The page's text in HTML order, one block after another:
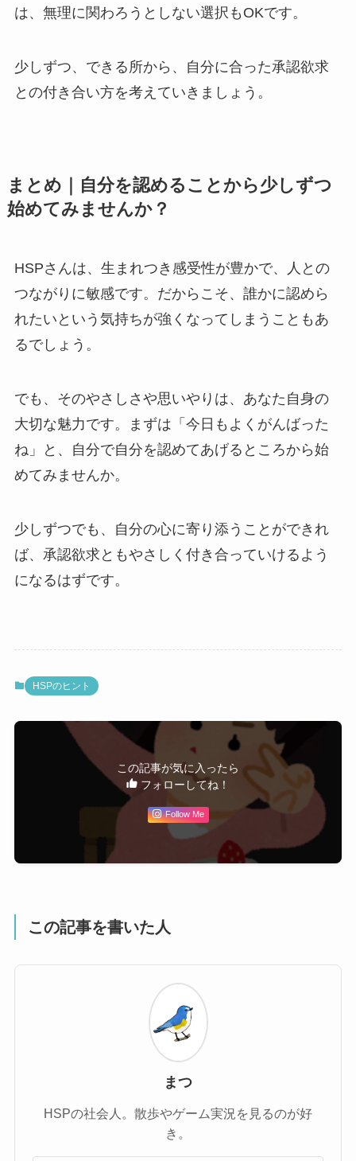
は、無理に関わろうとしない選択もOKです。
少しずつ、できる所から、自分に合った承認欲求
との付き合い方を考えていきましょう。
まとめ｜自分を認めることから少しずつ
始めてみませんか？
HSPさんは、生まれつき感受性が豊かで、人との
つながりに敏感です。だからこそ、誰かに認めら
れたいという気持ちが強くなってしまうこともあ
るでしょう。
でも、そのやさしさや思いやりは、あなた自身の
大切な魅力です。まずは「今日もよくがんばった
ね」と、自分で自分を認めてあげるところから始
めてみませんか。
少しずつでも、自分の心に寄り添うことができれ
ば、承認欲求ともやさしく付き合っていけるよう
になるはずです。
HSPのヒント
この記事が気に入ったら
フォローしてね！
Follow Me
この記事を書いた人
まつ
HSPの社会人。散歩やゲーム実況を見るのが好
き。